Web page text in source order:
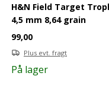
H&N Field Target
4,5 mm 8,64 grain
99,00
Plus evt. fragt
På lager